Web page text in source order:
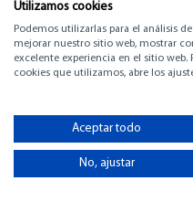
Utilizamos cookies
Podemos utilizarlas para el análisis
mejorar nuestro sitio web, mostrar
excelente experiencia en el sitio
cookies que utilizamos, abre los
Aceptar todo
No, ajustar